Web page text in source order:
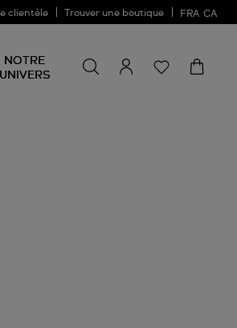
clientèle Trouver une boutique FRA CA
NOTRE
UNIVERS
un
produit